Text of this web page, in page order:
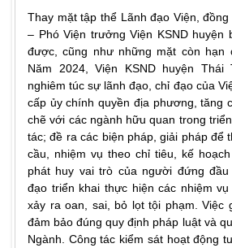
Thay mặt tập thể Lãnh đạo Viện,
– Phó Viện trưởng Viện KSND huyện
được, cũng như những mặt còn hạn
Năm 2024, Viện KSND huyện
nghiêm túc sự lãnh đạo, chỉ đạo của
cấp ủy chính quyền địa phương, tăng
chẽ với các ngành hữu quan trong
tác; đề ra các biện pháp, giải pháp để
cầu, nhiệm vụ theo chỉ tiêu, kế
phát huy vai trò của người đứng
đạo triển khai thực hiện các nhiệm
xảy ra oan, sai, bỏ lọt tội phạm. Việc
đảm bảo đúng quy định pháp luật và
Ngành. Công tác kiểm sát hoạt động